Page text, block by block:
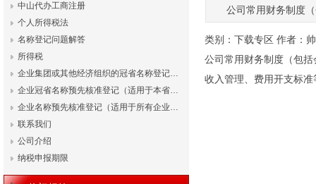
公司常用财务制度
类别： 下载专区 作者：
公司常用财务制度（包
收入管理、费用开支标
中山代办工商注册
个人所得税法
名称登记问题解答
所得税
企业集团或其他经济组织的冠省名称登记…
企业冠省名称预先核准登记（适用于本省…
企业名称预先核准登记（适用于所有企业…
联系我们
公司介绍
纳税申报期限